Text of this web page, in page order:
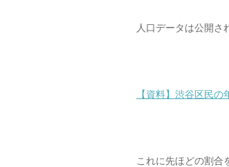
人口データは公開さ
【資料】渋谷区民
これに先ほどの割合